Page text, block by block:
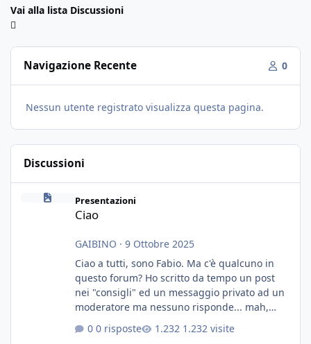
Vai alla lista Discussioni
Navigazione Recente 0
Nessun utente registrato visualizza questa pagina.
Discussioni
Presentazioni
Ciao
GAIBINO · 9 Ottobre 2025
Ciao a tutti, sono Fabio. Ma c'è qualcuno in
questo forum? Ho scritto da tempo un post
nei "consigli" ed un messaggio privato ad un
moderatore ma nessuno risponde... mah,
0 risposte 1.232 visite